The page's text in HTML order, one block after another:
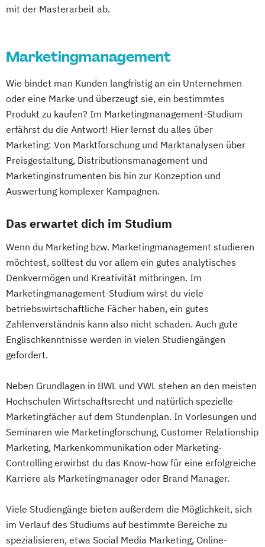
mit der Masterarbeit ab.
Marketingmanagement
Wie bindet man Kunden langfristig an ein Unternehmen
oder eine Marke und überzeugt sie, ein bestimmtes
Produkt zu kaufen? Im Marketingmanagement-Studium
erfährst du die Antwort! Hier lernst du alles über
Marketing: Von Marktforschung und Marktanalysen über
Preisgestaltung, Distributionsmanagement und
Marketinginstrumenten bis hin zur Konzeption und
Auswertung komplexer Kampagnen.
Das erwartet dich im Studium
Wenn du Marketing bzw. Marketingmanagement studieren
möchtest, solltest du vor allem ein gutes analytisches
Denkvermögen und Kreativität mitbringen. Im
Marketingmanagement-Studium wirst du viele
betriebswirtschaftliche Fächer haben, ein gutes
Zahlenverständnis kann also nicht schaden. Auch gute
Englischkenntnisse werden in vielen Studiengängen
gefordert.
Neben Grundlagen in BWL und VWL stehen an den meisten
Hochschulen Wirtschaftsrecht und natürlich spezielle
Marketingfächer auf dem Stundenplan. In Vorlesungen und
Seminaren wie Marketingforschung, Customer Relationship
Marketing, Markenkommunikation oder Marketing-
Controlling erwirbst du das Know-how für eine erfolgreiche
Karriere als Marketingmanager oder Brand Manager.
Viele Studiengänge bieten außerdem die Möglichkeit, sich
im Verlauf des Studiums auf bestimmte Bereiche zu
spezialisieren, etwa Social Media Marketing, Online-